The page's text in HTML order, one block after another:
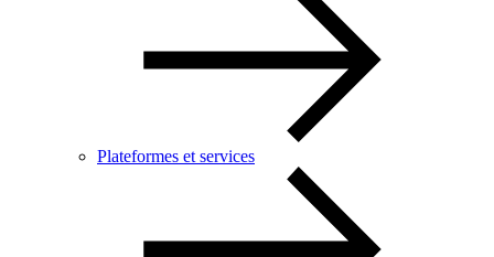
Plateformes et services